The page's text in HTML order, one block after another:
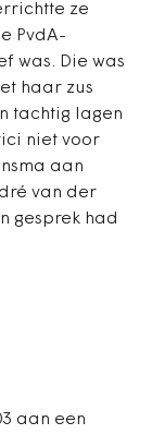
ze
PvdA-
was. Die was
haar zus
tachtig lagen
niet voor
aan
van der
gesprek had
aan een